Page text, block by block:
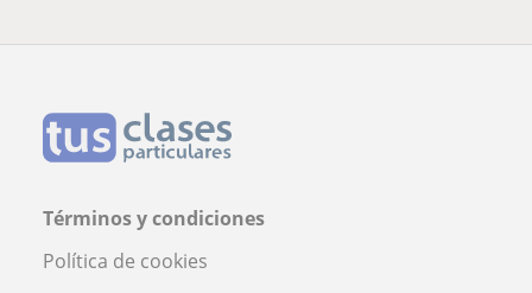
Términos y condiciones
Política de cookies